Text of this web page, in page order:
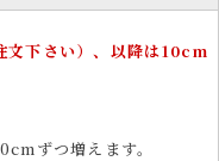
適しています。
発表会、ドレス、コスプ
見た目が存在感を放ちま
材としても支持され、五月
下さい）、以降は10cm
ずつ増えます。